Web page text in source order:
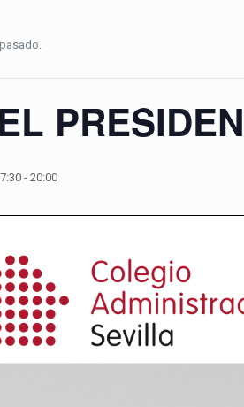
- 20:00